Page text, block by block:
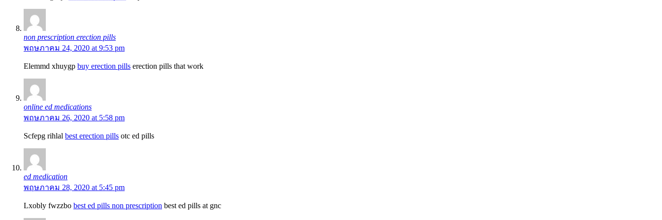
non prescription erection pills
พฤษภาคม 24, 2020 at 9:53 pm
Elemmd xhuygp buy erection pills erection pills that work
online ed medications
พฤษภาคม 26, 2020 at 5:58 pm
Scfepg rihlal best erection pills otc ed pills
ed medication
พฤษภาคม 28, 2020 at 5:45 pm
Lxobly fwzzbo best ed pills non prescription best ed pills at gnc